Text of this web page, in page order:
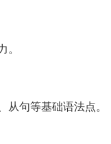
句等基础语法点。